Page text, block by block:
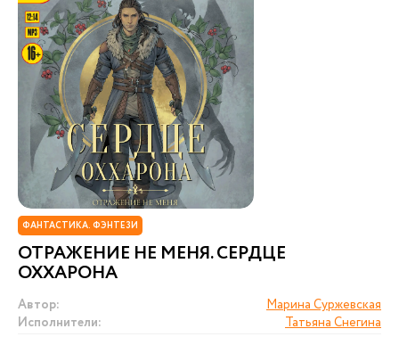
ФАНТАСТИКА. ФЭНТЕЗИ
ОТРАЖЕНИЕ НЕ МЕНЯ. СЕРДЦЕ
ОХХАРОНА
Автор:
Марина Суржевская
Исполнители:
Татьяна Снегина